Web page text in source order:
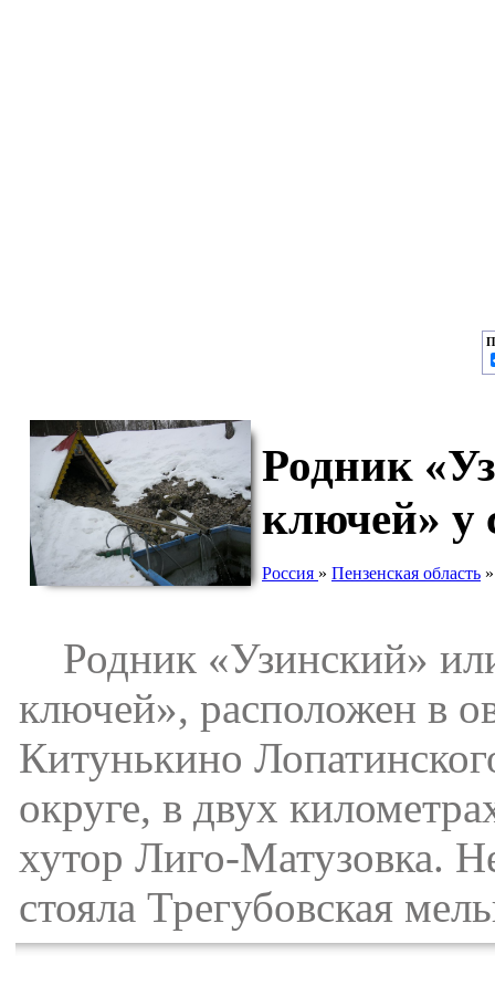
Родник
ключей» у
Россия » Пензенская область
Родник «Узинский»
ключей», расположен в
Китунькино
округе, в двух
хутор Лиго-Матузовка.
стояла Трегубовская